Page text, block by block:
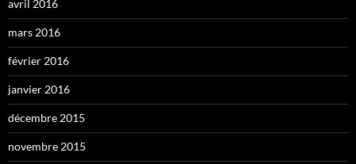
avril 2016
mars 2016
février 2016
janvier 2016
décembre 2015
novembre 2015